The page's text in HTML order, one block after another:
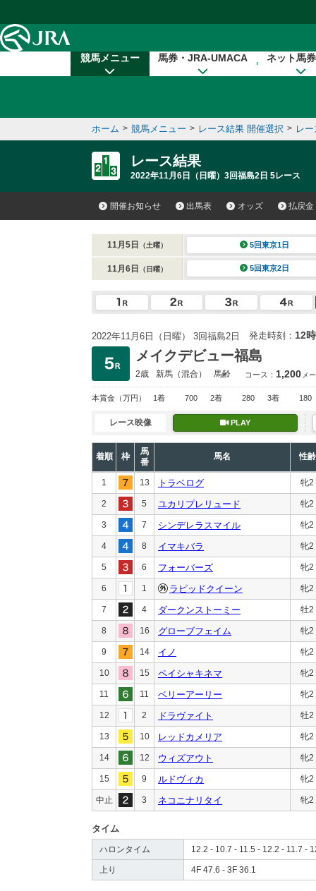
競馬メニュー 馬券・JRA-UMACA ネット馬
ホーム > 競馬メニュー > レース結果 開催選択 > レ
レース結果
2022年11月6日（日曜）3回福島2日 5レース
開催お知らせ 出馬表 オッズ 払戻金
11月5日 （土曜） 5回東京1日
11月6日 （日曜） 5回東京2日
2022年11月6日（日曜） 3回福島2日 発走時刻： 12
メイクデビュー福島
2歳 新馬 （混合） 馬齢 コース： 1,200 メ
本賞金 （万円） 1着 700 2着 280 3着 180
レース映像 PLAY
着順 枠
馬
番
馬名 性齢
1 13 トラベログ 牝2
2 5 ユカリプレリュード 牝2
3 7 シンデレラスマイル 牝2
4 8 イマキバラ 牝2
5 6 フォーバーズ 牝2
6 1 ラピッドクイーン 牝2
7 4 ダークンストーミー 牡2
8 16 グローブフェイム 牝2
9 14 イノ 牝2
10 15 ペイシャキネマ 牝2
11 11 ベリーアーリー 牝2
12 2 ドラヴァイト 牡2
13 10 レッドカメリア 牝2
14 12 ウィズアウト 牝2
15 9 ルドヴィカ 牝2
中止 3 ネコニナリタイ 牝2
タイム
ハロンタイム 12.2 - 10.7 - 11.5 - 12.2 - 11.7 -
上り 4F 47.6 - 3F 36.1